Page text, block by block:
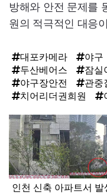
방해와 안전 문제를
원의 적극적인 대응
대포카메라 야구
두산베어스
잠실
야구장안전
관중
치어리더권희원
탑
라
인
인천 신축 아파트서 발